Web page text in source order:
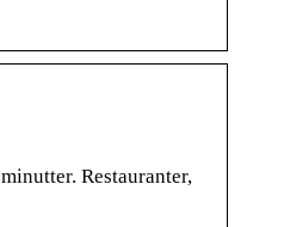
Restauranter,